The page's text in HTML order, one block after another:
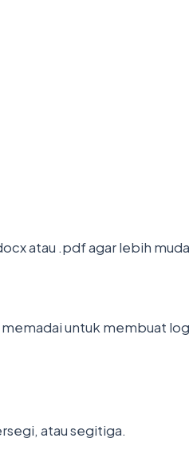
atau .pdf agar lebih
untuk membuat
atau segitiga.